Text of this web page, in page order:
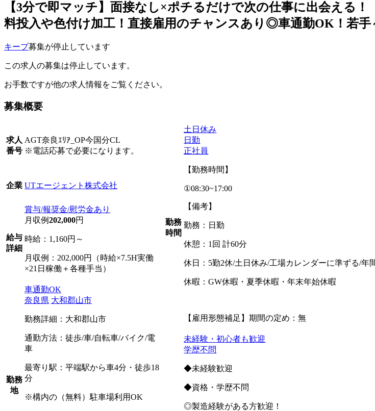
【3分で即マッチ】面接なし×ポチるだけで次の仕事に出会える
料投入や色付け加工！直接雇用のチャンスあり◎車通勤OK！若手
キープ募集が停止しています
この求人の募集は停止しています。
お手数ですが他の求人情報をご覧ください。
募集概要
求人
番号
AGT奈良ｴﾘｱ_OP今国分CL
※電話応募で必要になります。
企業 UTエージェント株式会社
給与
詳細
賞与/報奨金/慰労金あり
月収例202,000円
時給：1,160円～
月収例：202,000円（時給×7.5H実働
×21日稼働＋各種手当）
勤務
地
車通勤OK
奈良県 大和郡山市
勤務詳細：大和郡山市
通勤方法：徒歩/車/自転車/バイク/電
車
最寄り駅：平端駅から車4分・徒歩18
分
※構内の（無料）駐車場利用OK
勤務
時間
土日休み
日勤
正社員
【勤務時間】
①08:30~17:00
【備考】
勤務：日勤
休憩：1回 計60分
休日：5勤2休/土日休み/工場カレンダーに準ずる/年
休暇：GW休暇・夏季休暇・年末年始休暇
【雇用形態補足】期間の定め：無
未経験・初心者も歓迎
学歴不問
◆未経験歓迎
◆資格・学歴不問
◎製造経験がある方歓迎！